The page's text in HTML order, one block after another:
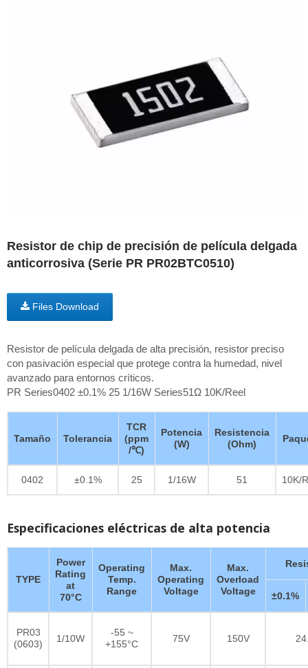
Resistor de chip de precisión de película delgada
anticorrosiva (Serie PR PR02BTC0510)
Files Download
Resistor de película delgada de alta precisión, resistor preciso
con pasivación especial que protege contra la humedad, nivel
avanzado para entornos críticos.
PR Series0402 ±0.1% 25 1/16W Series51Ω 10K/Reel
Tamaño Tolerancia
TCR
(ppm
/℃)
Potencia
(W)
Resistencia
(Ohm)
0402 ±0.1% 25 1/16W 51 10K/
Especificaciones eléctricas de alta potencia
TYPE
Power
Rating
at
70°C
Operating
Temp.
Range
Max.
Operating
Voltage
Max.
Overload
Voltage
±0.1%
PR03
(0603)
1/10W
-55 ~
+155°C
75V 150V